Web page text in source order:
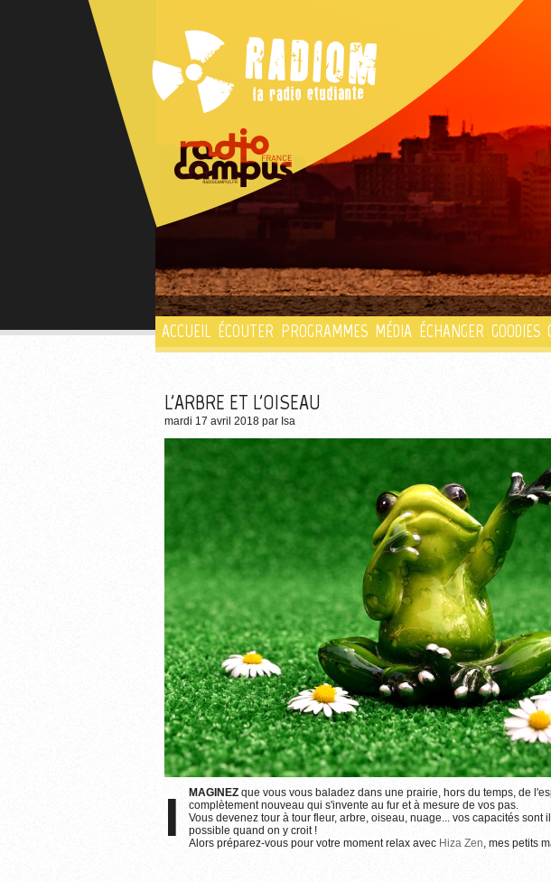
ACCUEIL ÉCOUTER PROGRAMMES MÉDIA ÉCHANGER GOODIES
L'ARBRE ET L'OISEAU
mardi 17 avril 2018 par Isa
Plus d'informations
IMAGINEZ que vous vous baladez dans une prairie, hors du temps, de
complètement nouveau qui s'invente au fur et à mesure de vos pas.
Vous devenez tour à tour fleur, arbre, oiseau, nuage... vos capacités sont
possible quand on y croit !
Alors préparez-vous pour votre moment relax avec Hiza Zen, mes petits